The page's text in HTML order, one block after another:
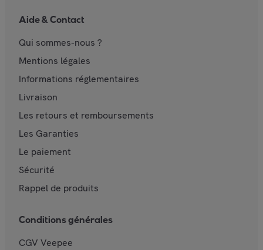
Aide & Contact
Qui sommes-nous ?
Mentions légales
Informations réglementaires
Livraison
Les retours et remboursements
Les Garanties
Le paiement
Sécurité
Rappel de produits
Conditions générales
CGV Veepee